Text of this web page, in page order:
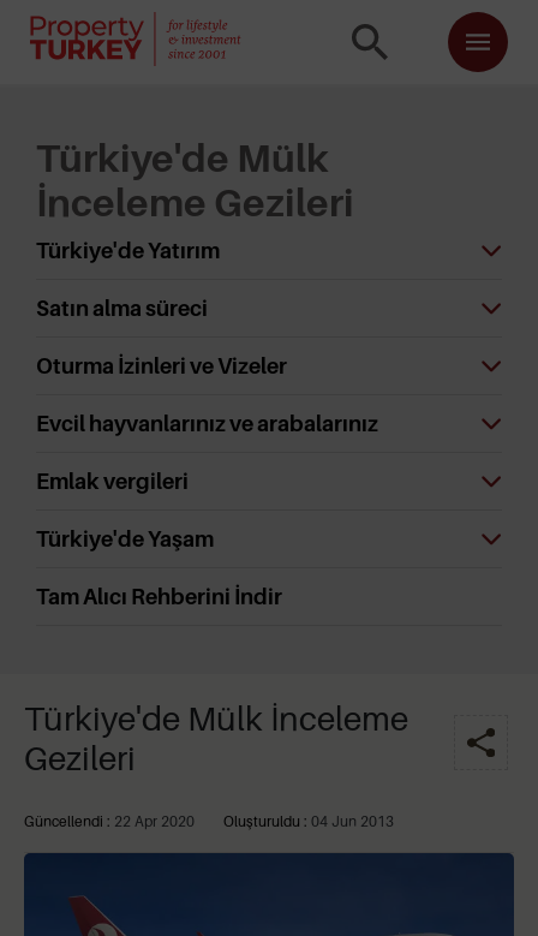
Türkiye'de Mülk
İnceleme Gezileri
Türkiye'de Yatırım
Satın alma süreci
Oturma İzinleri ve Vizeler
Evcil hayvanlarınız ve arabalarınız
Emlak vergileri
Türkiye'de Yaşam
Tam Alıcı Rehberini İndir
Türkiye'de Mülk İnceleme
Gezileri
Güncellendi : 22 Apr 2020 Oluşturuldu : 04 Jun 2013